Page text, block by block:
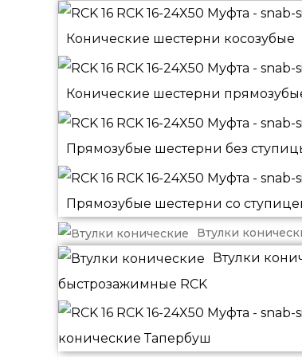
Конические шестерни косозубые
Конические шестерни
Прямозубые шестерни без
Прямозубые шестерни со
Втулки
Втулки
быстрозажимные RCK
конические Тапербуш